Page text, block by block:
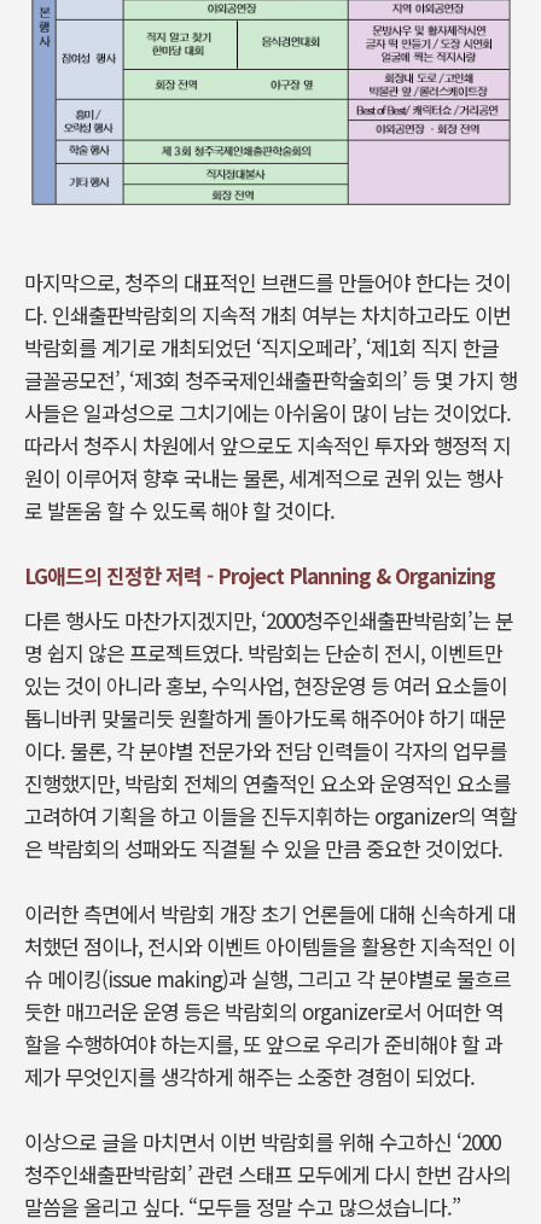
마지막으로, 청주의 대표적인 브랜드를 만들어야 한다는 것이
다. 인쇄출판박람회의 지속적 개최 여부는 차치하고라도 이번
박람회를 계기로 개최되었던 ‘직지오페라’, ‘제1회 직지 한글
글꼴공모전’, ‘제3회 청주국제인쇄출판학술회의’ 등 몇 가지 행
사들은 일과성으로 그치기에는 아쉬움이 많이 남는 것이었다.
따라서 청주시 차원에서 앞으로도 지속적인 투자와 행정적 지
원이 이루어져 향후 국내는 물론, 세계적으로 권위 있는 행사
로 발돋움 할 수 있도록 해야 할 것이다.
LG애드의 진정한 저력 - Project Planning & Organizing
다른 행사도 마찬가지겠지만, ‘2000청주인쇄출판박람회’는 분
명 쉽지 않은 프로젝트였다. 박람회는 단순히 전시, 이벤트만
있는 것이 아니라 홍보, 수익사업, 현장운영 등 여러 요소들이
톱니바퀴 맞물리듯 원활하게 돌아가도록 해주어야 하기 때문
이다. 물론, 각 분야별 전문가와 전담 인력들이 각자의 업무를
진행했지만, 박람회 전체의 연출적인 요소와 운영적인 요소를
고려하여 기획을 하고 이들을 진두지휘하는 organizer의 역할
은 박람회의 성패와도 직결될 수 있을 만큼 중요한 것이었다.
이러한 측면에서 박람회 개장 초기 언론들에 대해 신속하게 대
처했던 점이나, 전시와 이벤트 아이템들을 활용한 지속적인 이
슈 메이킹(issue making)과 실행, 그리고 각 분야별로 물흐르
듯한 매끄러운 운영 등은 박람회의 organizer로서 어떠한 역
할을 수행하여야 하는지를, 또 앞으로 우리가 준비해야 할 과
제가 무엇인지를 생각하게 해주는 소중한 경험이 되었다.
이상으로 글을 마치면서 이번 박람회를 위해 수고하신 ‘2000
청주인쇄출판박람회’ 관련 스태프 모두에게 다시 한번 감사의
말씀을 올리고 싶다. “모두들 정말 수고 많으셨습니다.”